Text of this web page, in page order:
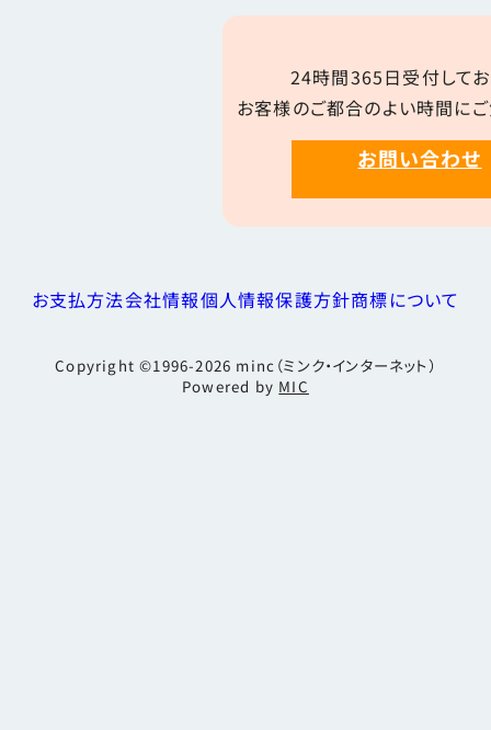
24時間365日受付してお
お客様のご都合のよい時間にご
お問い合わせ
お支払方法会社情報個人情報保護方針商標について
Copyright ©1996-2026 minc（ミンク・インターネット）
Powered by MIC